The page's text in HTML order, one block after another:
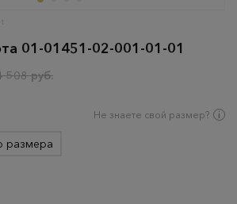
01-01451-02-001-01-01
508 руб.
Не знаете свой размер?
размера